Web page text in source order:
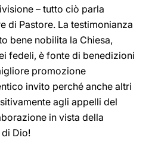
– tutto ciò parla
di Pastore. La testimonianza
bene nobilita la Chiesa,
fedeli, è fonte di benedizioni
promozione
invito perché anche altri
agli appelli del
in vista della
Dio!